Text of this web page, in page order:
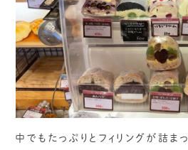
中でもたっぷりとフィリングが詰ま